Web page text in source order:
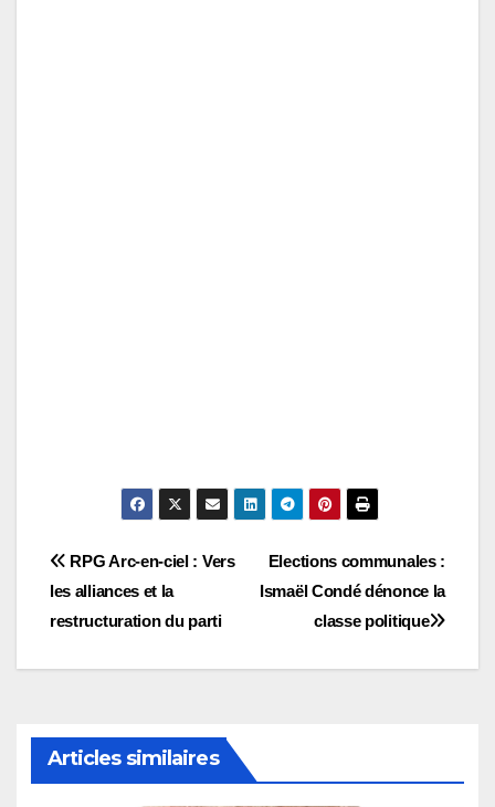
Navigation
de
l’article
Elections communales :
Ismaël Condé dénonce la
classe politique
RPG Arc-en-ciel : Vers
les alliances et la
restructuration du parti
Articles similaires